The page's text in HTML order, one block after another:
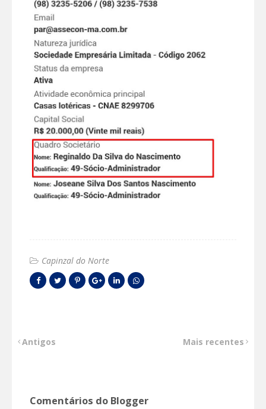
Capinzal do Norte
Mais recentes
Antigos
Comentários do Blogger